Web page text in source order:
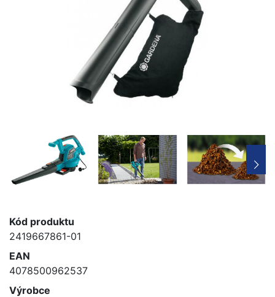
Kód produktu
2419667861-01
EAN
4078500962537
Výrobce